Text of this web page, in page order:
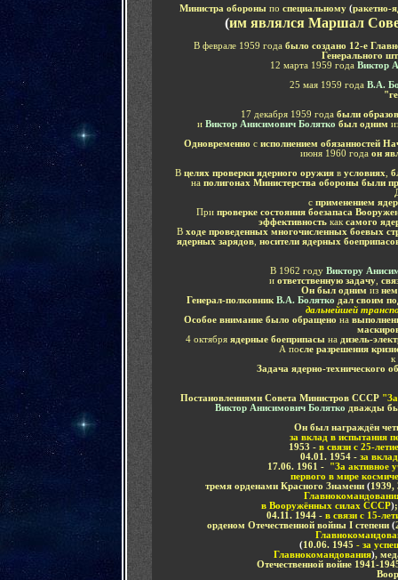
Министра обороны по специальному (ракетно-
(им являлся Маршал
В феврале 1959 года было создано 12-е
Генерального
12 марта 1959 года Виктор
25 мая 1959 года В.А.
17 декабря 1959 года были
и Виктор Анисимович Болятко был одним
Одновременно с исполнением обязанностей
июня 1960 года он
В целях проверки ядерного оружия в условиях
на полигонах Министерства обороны были
с применением
При проверке состояния боезапаса
эффективность как самого
Входе проведенных многочисленных боевых
ядерных зарядов, носители ядерных
В 1962 году Виктору
и ответственную задачу,
Он был одним из
Генерал-полковник В.А. Болятко дал своим
дальнейшей
Особое внимание было обращено на
4 октября ядерные боеприпасы на дизель-
А после разрешения
к
Задача ядерно-технического
Постановлениями Совета Министров СССР
Виктор Анисимович Болятко дважды
Он был награждён
за вклад в испытания
1953 - в связи с 25-
04.01. 1954 - за
17.06. 1961 - "За активное
первого в мире
тремя орденами Красного Знамени (1939,
в Вооружённых силах СССР);
04.11. 1944 - в связи с 15-
орденом Отечественной войны I степени (
(10.06. 1945 - за
Главнокомандования),
Отечественной войне 1941-